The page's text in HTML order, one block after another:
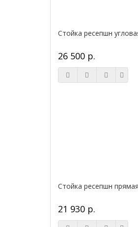
Стойка ресепшн
26 500 р.
Стойка ресепшн
21 930 р.